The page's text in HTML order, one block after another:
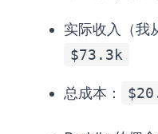
实际收入（我
$73.3k
总成本：